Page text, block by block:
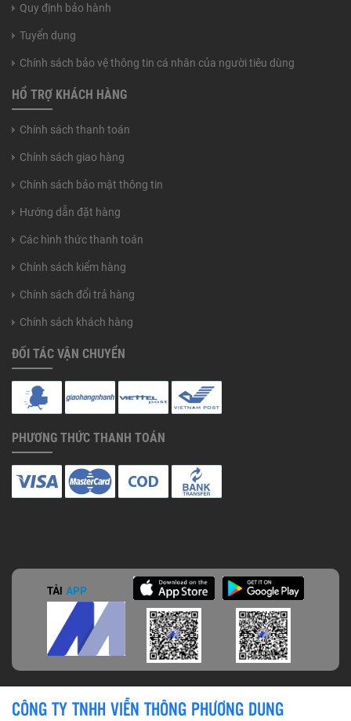
Quy định bảo hành
Tuyển dụng
Chính sách bảo vệ thông tin cá nhân của người tiêu dùng
HỔ TRỢ KHÁCH HÀNG
Chính sách thanh toán
Chính sách giao hàng
Chính sách bảo mật thông tin
Hướng dẫn đặt hàng
Các hình thức thanh toán
Chính sách kiểm hàng
Chính sách đổi trả hàng
Chính sách khách hàng
ĐỐI TÁC VẬN CHUYỂN
PHƯƠNG THỨC THANH TOÁN
TẢI APP
CÔNG TY TNHH VIỄN THÔNG PHƯƠNG DUNG